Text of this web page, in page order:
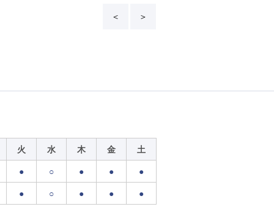
＜ ＞
火 水 木 金 土
● ○ ● ● ●
● ○ ● ● ●